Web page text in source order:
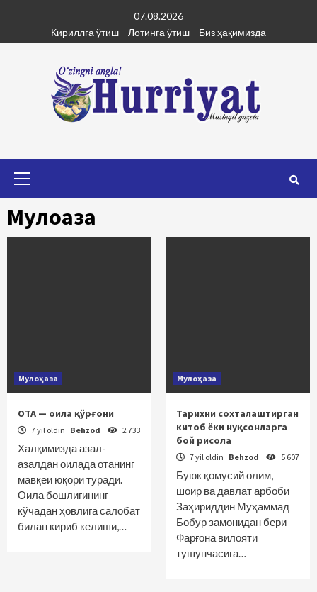
content
07.08.2026
Кириллга ўтиш
Лотинга ўтиш Биз ҳақимизда
Мулоҳаза
Мулоҳаза
ОТА — оила қўрғони
7 yil oldin Behzod 2 733
Халқимизда азал-
азалдан оилада отанинг
мавқеи юқори туради.
Оила бошлиғининг
кўчадан ҳовлига салобат
билан кириб келиши,…
Мулоҳаза
Тарихни сохталаштирган
китоб ёки нуқсонларга
бой рисола
7 yil oldin Behzod 5 607
Буюк қомусий олим,
шоир ва давлат арбоби
Заҳириддин Муҳаммад
Бобур замонидан бери
Фарғона вилояти
тушунчасига…